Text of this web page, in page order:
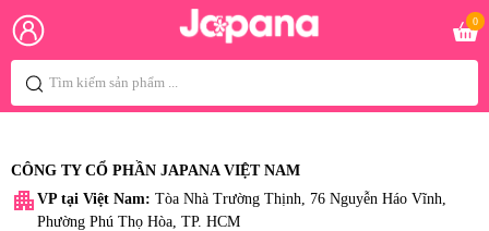
0
CÔNG TY CỔ PHẦN JAPANA VIỆT NAM
apartment VP tại Việt Nam: Tòa Nhà Trường Thịnh, 76 Nguyễn Háo Vĩnh,
Phường Phú Thọ Hòa, TP. HCM